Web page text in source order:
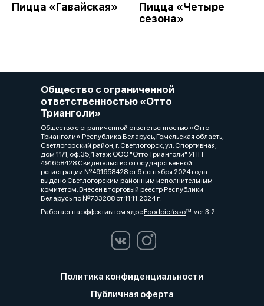
Пицца «Гавайская»
Пицца «Четыре
сезона»
Общество с ограниченной
ответственностью «Отто
Трианголи»
Общество с ограниченной ответственностью «Отто
Трианголи» Республика Беларусь, Гомельская область,
Светлогорский район, г. Светлогорск, ул. Спортивная,
дом 11/1, оф. 35, 1 этаж ООО "Отто Трианголи" УНП
491658428 Свидетельство о государственной
регистрации №491658428 от 6 сентября 2024 года
выдано Светлогорским районным исполнительным
комитетом. Внесен в торговый реестр Республики
Беларусь по №733288 от 11.11.2024 г.
Работает на эффективном ядреFoodpicássover. 3.2
Политика конфиденциальности
Публичная оферта